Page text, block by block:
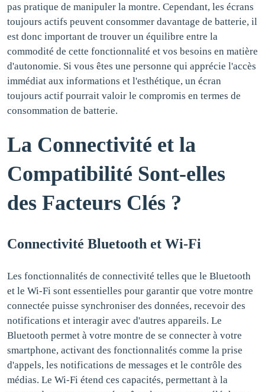
pas pratique de manipuler la montre. Cependant, les écrans
toujours actifs peuvent consommer davantage de batterie, il
est donc important de trouver un équilibre entre la
commodité de cette fonctionnalité et vos besoins en matière
d'autonomie. Si vous êtes une personne qui apprécie l'accès
immédiat aux informations et l'esthétique, un écran
toujours actif pourrait valoir le compromis en termes de
consommation de batterie.
La Connectivité et la
Compatibilité Sont-elles
des Facteurs Clés ?
Connectivité Bluetooth et Wi-Fi
Les fonctionnalités de connectivité telles que le Bluetooth
et le Wi-Fi sont essentielles pour garantir que votre montre
connectée puisse synchroniser des données, recevoir des
notifications et interagir avec d'autres appareils. Le
Bluetooth permet à votre montre de se connecter à votre
smartphone, activant des fonctionnalités comme la prise
d'appels, les notifications de messages et le contrôle des
médias. Le Wi-Fi étend ces capacités, permettant à la